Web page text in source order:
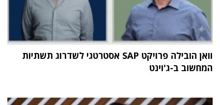
וואן הובילה פרויקט SAP אסטרטגי לשדרוג תשתיות
המחשוב ב-ג'וינט